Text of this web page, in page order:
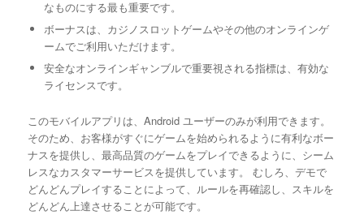
なものにする最も重要です。
ボーナスは、カジノスロットゲームやその他のオンラインゲ
ームでご利用いただけます。
安全なオンラインギャンブルで重要視される指標は、有効な
ライセンスです。
このモバイルアプリは、Android ユーザーのみが利用できます。
そのため、お客様がすぐにゲームを始められるように有利なボー
ナスを提供し、最高品質のゲームをプレイできるように、シーム
レスなカスタマーサービスを提供しています。 むしろ、デモで
どんどんプレイすることによって、ルールを再確認し、スキルを
どんどん上達させることが可能です。